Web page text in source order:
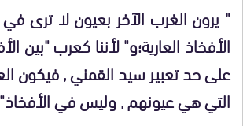
" يرون الغرب الآخر بعيون لا ترى
الأفخاذالعارية؛و" لأننا كعرب "بين
على حد تعبير سيد القمني , فيكون
التي هي عيونهم , وليس في